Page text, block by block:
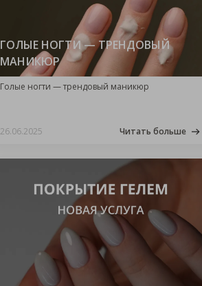
ГОЛЫЕ НОГТИ — ТРЕНДОВЫЙ
МАНИКЮР
Голые ногти — трендовый маникюр
26.06.2025 Читать больше